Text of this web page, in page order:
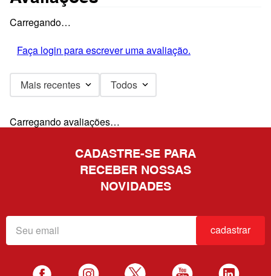
Carregando…
Faça login para escrever uma avaliação.
Mais recentes Todos
Carregando avaliações…
CADASTRE-SE PARA
RECEBER NOSSAS
NOVIDADES
cadastrar